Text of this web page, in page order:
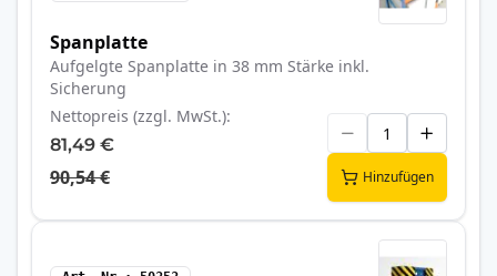
Spanplatte
Aufgelgte Spanplatte in 38 mm Stärke inkl.
Sicherung
Nettopreis (zzgl. MwSt.)
81,49 €
90,54 € Hinzufügen